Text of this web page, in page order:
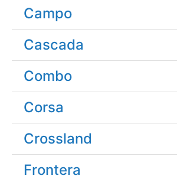
Campo
Cascada
Combo
Corsa
Crossland
Frontera